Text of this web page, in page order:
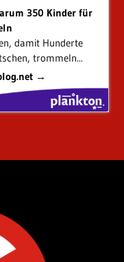
350 Kinder für
damit Hunderte
trommeln...
→